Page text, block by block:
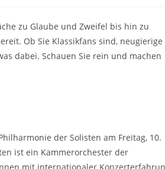
zu Glaube und Zweifel bis hin zu
Ob Sie Klassikfans sind, neugierige
dabei. Schauen Sie rein und machen
der Solisten am Freitag, 10.
ist ein Kammerorchester der